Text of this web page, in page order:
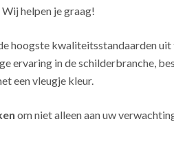
helpen je graag!
hoogste kwaliteitsstandaarden uit
ervaring in de schilderbranche,
een vleugje kleur.
om niet alleen aan uw